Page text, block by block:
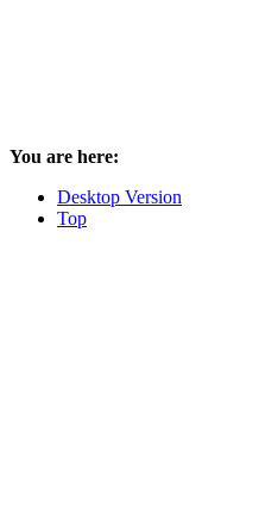
You are here:
Desktop Version
Top